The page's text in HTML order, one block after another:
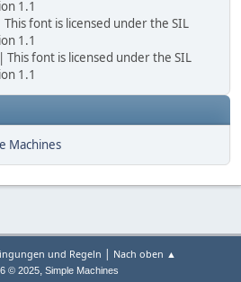
1.1
font is licensed under the SIL
1.1
font is licensed under the SIL
1.1
Machines
und Regeln | Nach oben ▲
© 2025, Simple Machines